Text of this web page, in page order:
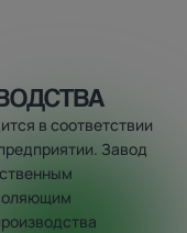
в соответствии
Завод